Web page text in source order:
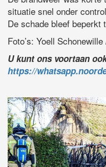
situatie snel onder
De schade bleef beperkt
Foto’s: Yoell
U kunt ons voortaan
https://